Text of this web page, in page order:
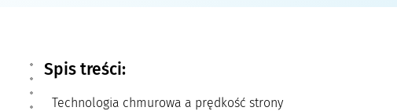
Spis treści:
Technologia chmurowa a prędkość strony